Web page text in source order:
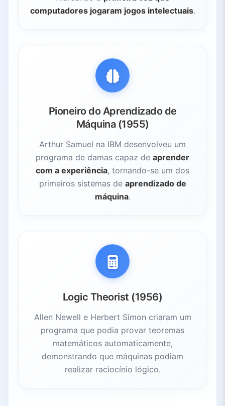
computadores jogaram jogos intelectuais.
Pioneiro do Aprendizado de
Máquina (1955)
Arthur Samuel na IBM desenvolveu um
programa de damas capaz de aprender
com a experiência, tornando-se um dos
primeiros sistemas de aprendizado de
máquina.
Logic Theorist (1956)
Allen Newell e Herbert Simon criaram um
programa que podia provar teoremas
matemáticos automaticamente,
demonstrando que máquinas podiam
realizar raciocínio lógico.